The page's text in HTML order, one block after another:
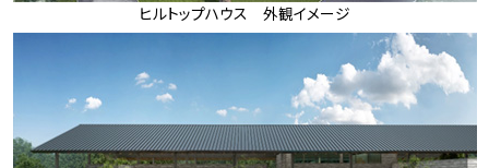
ヒルトップハウス 外観イメージ